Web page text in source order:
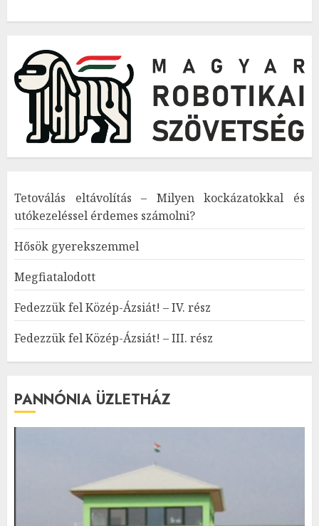
Tetoválás eltávolítás – Milyen kockázatokkal és
utókezeléssel érdemes számolni?
Hősök gyerekszemmel
Megfiatalodott
Fedezzük fel Közép-Ázsiát! – IV. rész
Fedezzük fel Közép-Ázsiát! – III. rész
PANNÓNIA ÜZLETHÁZ